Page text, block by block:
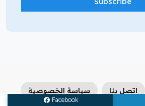
Facebook
اتصل بنا سياسة الخصوصية